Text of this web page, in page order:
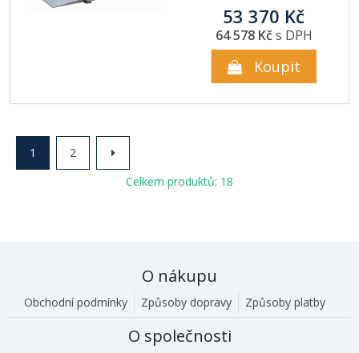
53 370 Kč
64 578 Kčs DPH
Koupit
1
2
Celkem produktů: 18
O nákupu
Obchodní podmínky Způsoby dopravy Způsoby platby
O společnosti